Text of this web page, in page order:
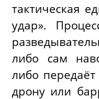
тактическая
удар».
либо сам
либо
дрону или